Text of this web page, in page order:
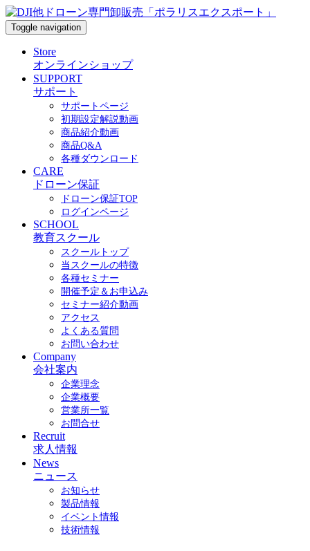
Toggle navigation
Store
オンラインショップ
SUPPORT
サポート
サポートページ
初期設定解説動画
商品紹介動画
商品Q&A
各種ダウンロード
CARE
ドローン保証
ドローン保証TOP
ログインページ
SCHOOL
教育スクール
スクールトップ
当スクールの特徴
各種セミナー
開催予定＆お申込み
セミナー紹介動画
アクセス
よくある質問
お問い合わせ
Company
会社案内
企業理念
企業概要
営業所一覧
お問合せ
Recruit
求人情報
News
ニュース
お知らせ
製品情報
イベント情報
技術情報